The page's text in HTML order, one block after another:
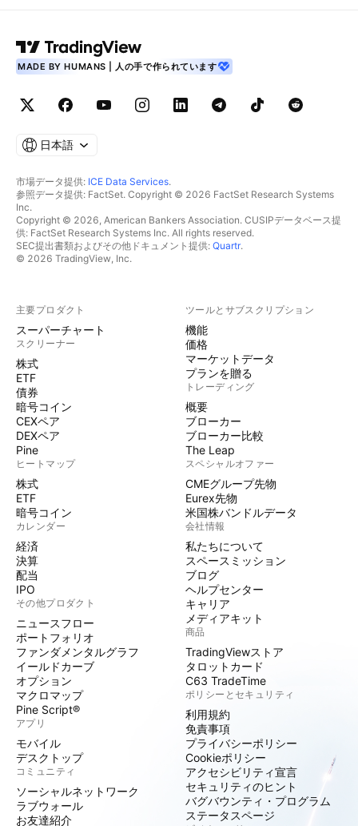
MADE BY HUMANS | 人の手で作られています
日本語
市場データ提供: ICE Data Services.
参照データ提供: FactSet. Copyright © 2026 FactSet Research Systems
Inc.
Copyright © 2026, American Bankers Association. CUSIPデータベース提
供: FactSet Research Systems Inc. All rights reserved.
SEC提出書類およびその他ドキュメント提供: Quartr.
© 2026 TradingView, Inc.
主要プロダクト
スーパーチャート
スクリーナー
株式
ETF
債券
暗号コイン
CEXペア
DEXペア
Pine
ヒートマップ
株式
ETF
暗号コイン
カレンダー
経済
決算
配当
IPO
その他プロダクト
ニュースフロー
ポートフォリオ
ファンダメンタルグラフ
イールドカーブ
オプション
マクロマップ
Pine Script®
アプリ
モバイル
デスクトップ
コミュニティ
ソーシャルネットワーク
ラブウォール
お友達紹介
ツールとサブスクリプション
機能
価格
マーケットデータ
プランを贈る
トレーディング
概要
ブローカー
ブローカー比較
The Leap
スペシャルオファー
CMEグループ先物
Eurex先物
米国株バンドルデータ
会社情報
私たちについて
スペースミッション
ブログ
ヘルプセンター
キャリア
メディアキット
商品
TradingViewストア
タロットカード
C63 TradeTime
ポリシーとセキュリティ
利用規約
免責事項
プライバシーポリシー
Cookieポリシー
アクセシビリティ宣言
セキュリティのヒント
バグバウンティ・プログラム
ステータスページ